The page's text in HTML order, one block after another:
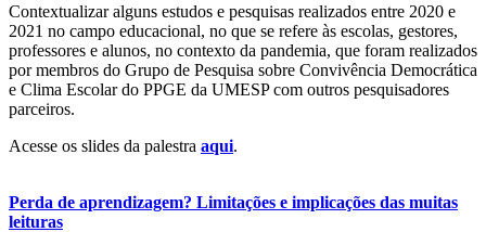
Contextualizar alguns estudos e pesquisas realizados entre 2020 e
2021 no campo educacional, no que se refere às escolas, gestores,
professores e alunos, no contexto da pandemia, que foram realizados
por membros do Grupo de Pesquisa sobre Convivência Democrática
e Clima Escolar do PPGE da UMESP com outros pesquisadores
parceiros.
Acesse os slides da palestra aqui.
Perda de aprendizagem? Limitações e implicações das muitas
leituras